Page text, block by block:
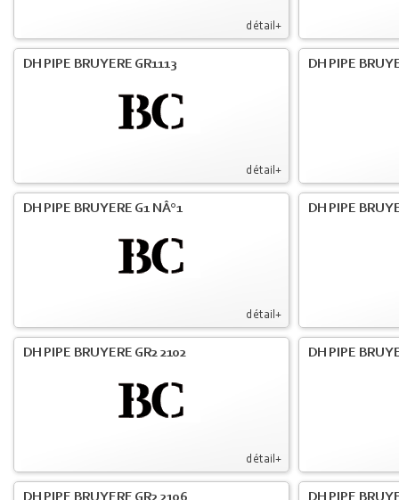
détail+
détail+
DH PIPE BRUYERE GR1113 DH PIPE
détail+
DH PIPE BRUYERE G1 NÂ°1 DH PIPE
détail+
DH PIPE BRUYERE GR2 2102 DH PIPE